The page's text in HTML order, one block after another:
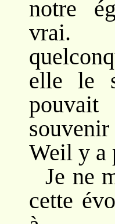
notre
vrai.
elle le
Weil y a
Je ne
cette